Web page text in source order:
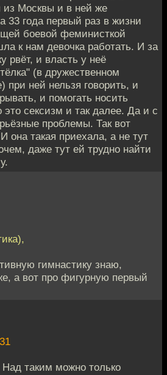
из Москвы и в ней же
33 года первый раз в жизни
боевой феминисткой
к нам девочка работать. И за
рвёт, и власть у неё
(в дружественном
при ней нельзя говорить, и
и помогать носить
сексизм и так далее. Да и с
проблемы. Так вот
она такая приехала, а не тут
даже тут ей трудно найти
гимнастику знаю,
а вот про фигурную первый
таким можно только